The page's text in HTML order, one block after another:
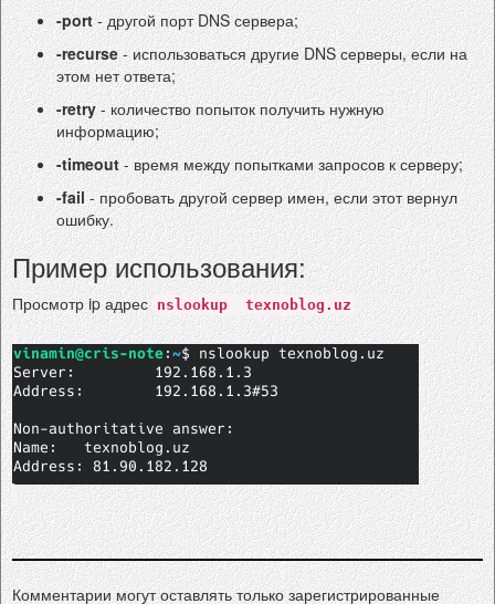
-port- другой порт DNS сервера;
-recurse- использоваться другие DNS серверы, если на
этом нет ответа;
-retry- количество попыток получить нужную
информацию;
-timeout- время между попытками запросов к серверу;
-fail- пробовать другой сервер имен, если этот вернул
ошибку.
Пример использования:
Просмотр ip адрес nslookup texnoblog.uz
Комментарии могут оставлять только зарегистрированные